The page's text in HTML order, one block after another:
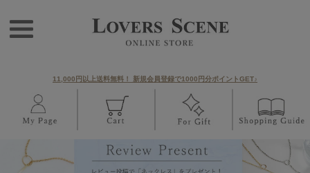
11,000円以上送料無料！ 新規会員登録で1000円分ポイントGET♪